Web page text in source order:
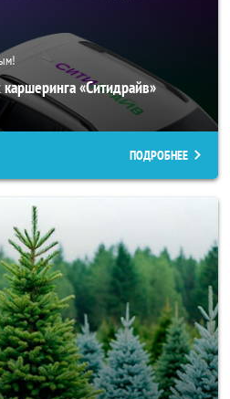
«Ситидрайв»
ПОДРОБНЕЕ